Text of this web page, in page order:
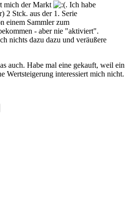
mich der Markt
. Ich habe
2 Stck. aus der 1. Serie
einem Sammler zum
- aber nie "aktiviert".
nichts dazu dazu und veräußere
auch. Habe mal eine gekauft, weil ein
Wertsteigerung interessiert mich nicht.